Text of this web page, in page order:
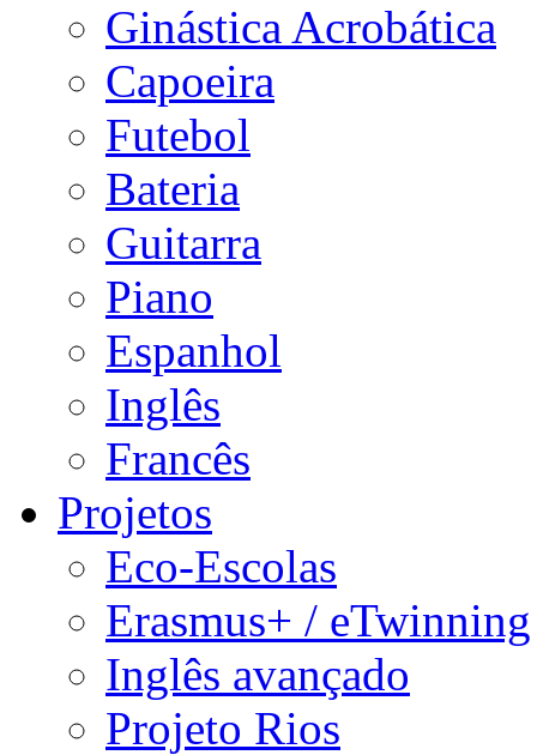
Ginástica Acrobática
Capoeira
Futebol
Bateria
Guitarra
Piano
Espanhol
Inglês
Francês
Projetos
Eco-Escolas
Erasmus+ / eTwinning
Inglês avançado
Projeto Rios